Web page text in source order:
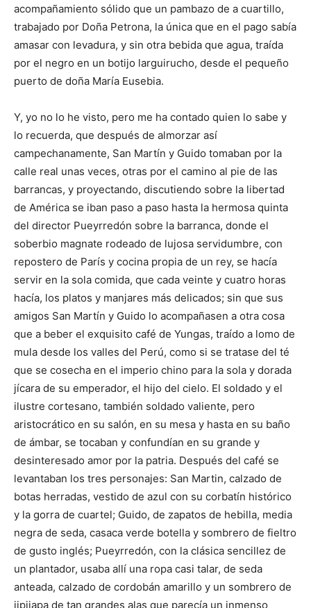
acompañamiento sólido que un pambazo de a cuartillo,
trabajado por Doña Petrona, la única que en el pago sabía
amasar con levadura, y sin otra bebida que agua, traída
por el negro en un botijo larguirucho, desde el pequeño
puerto de doña María Eusebia.
Y, yo no lo he visto, pero me ha contado quien lo sabe y
lo recuerda, que después de almorzar así
campechanamente, San Martín y Guido tomaban por la
calle real unas veces, otras por el camino al pie de las
barrancas, y proyectando, discutiendo sobre la libertad
de América se iban paso a paso hasta la hermosa quinta
del director Pueyrredón sobre la barranca, donde el
soberbio magnate rodeado de lujosa servidumbre, con
repostero de París y cocina propia de un rey, se hacía
servir en la sola comida, que cada veinte y cuatro horas
hacía, los platos y manjares más delicados; sin que sus
amigos San Martín y Guido lo acompañasen a otra cosa
que a beber el exquisito café de Yungas, traído a lomo de
mula desde los valles del Perú, como si se tratase del té
que se cosecha en el imperio chino para la sola y dorada
jícara de su emperador, el hijo del cielo. El soldado y el
ilustre cortesano, también soldado valiente, pero
aristocrático en su salón, en su mesa y hasta en su baño
de ámbar, se tocaban y confundían en su grande y
desinteresado amor por la patria. Después del café se
levantaban los tres personajes: San Martin, calzado de
botas herradas, vestido de azul con su corbatín histórico
y la gorra de cuartel; Guido, de zapatos de hebilla, media
negra de seda, casaca verde botella y sombrero de fieltro
de gusto inglés; Pueyrredón, con la clásica sencillez de
un plantador, usaba allí una ropa casi talar, de seda
anteada, calzado de cordobán amarillo y un sombrero de
jipijapa de tan grandes alas que parecía un inmenso